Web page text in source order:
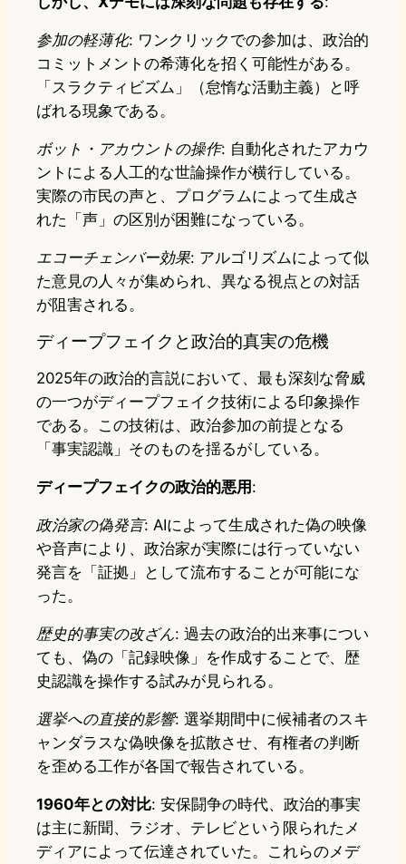
参加の軽薄化: ワンクリックでの参加は、政治的
コミットメントの希薄化を招く可能性がある。
「スラクティビズム」（怠惰な活動主義）と呼
ばれる現象である。
ボット・アカウントの操作: 自動化されたアカウ
ントによる人工的な世論操作が横行している。
実際の市民の声と、プログラムによって生成さ
れた「声」の区別が困難になっている。
エコーチェンバー効果: アルゴリズムによって似
た意見の人々が集められ、異なる視点との対話
が阻害される。
ディープフェイクと政治的真実の危機
2025年の政治的言説において、最も深刻な脅威
の一つがディープフェイク技術による印象操作
である。この技術は、政治参加の前提となる
「事実認識」そのものを揺るがしている。
ディープフェイクの政治的悪用:
政治家の偽発言: AIによって生成された偽の映像
や音声により、政治家が実際には行っていない
発言を「証拠」として流布することが可能にな
った。
歴史的事実の改ざん: 過去の政治的出来事につい
ても、偽の「記録映像」を作成することで、歴
史認識を操作する試みが見られる。
選挙への直接的影響: 選挙期間中に候補者のスキ
ャンダラスな偽映像を拡散させ、有権者の判断
を歪める工作が各国で報告されている。
1960年との対比: 安保闘争の時代、政治的事実
は主に新聞、ラジオ、テレビという限られたメ
ディアによって伝達されていた。これらのメデ